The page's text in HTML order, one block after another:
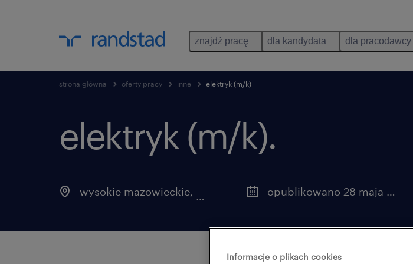
znajdź pracę dla kandydata dla pracodawcy
strona główna oferty pracy inne elektryk (m/k)
elektryk (m/k).
wysokie mazowieckie, opublikowano 28 maja 2026
Informacje o plikach cookies